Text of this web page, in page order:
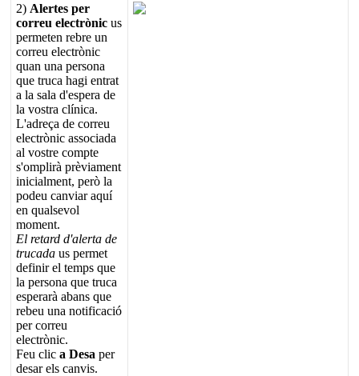
2) Alertes per
correu electrònic us
permeten rebre un
correu electrònic
quan una persona
que truca hagi entrat
a la sala d'espera de
la vostra clínica.
L'adreça de correu
electrònic associada
al vostre compte
s'omplirà prèviament
inicialment, però la
podeu canviar aquí
en qualsevol
moment.
El retard d'alerta de
trucada us permet
definir el temps que
la persona que truca
esperarà abans que
rebeu una notificació
per correu
electrònic.
Feu clic a Desa per
desar els canvis.